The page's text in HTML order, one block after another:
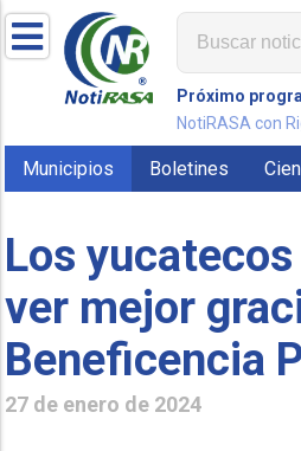
Próximo
NotiRASA con
Municipios Boletines
Los
ver mejor
Beneficencia
27 de enero de 2024